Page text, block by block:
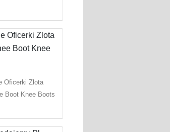
Oficerki Zlota
Boot Knee Boots